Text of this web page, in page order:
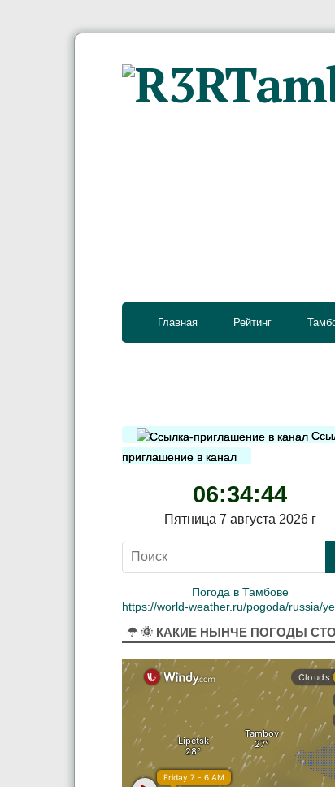
Главная Рейтинг
приглашение в канал
06:34:45
Пятница 7 августа 2026 г
Погода в Тамбове
https://world-weather.ru/pogoda/russia/
☂ 🌞 КАКИЕ НЫНЧЕ ПОГОДЫ